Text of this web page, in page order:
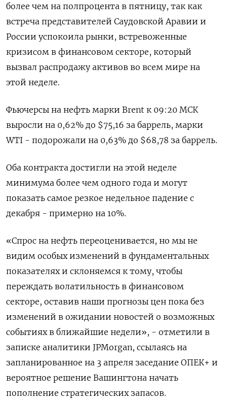
более чем на полпроцента в пятницу, так как
встреча представителей Саудовской Аравии и
России успокоила рынки, встревоженные
кризисом в финансовом секторе, который
вызвал распродажу активов во всем мире на
этой неделе.
Фьючерсы на нефть марки Brent к 09:20 МСК
выросли на 0,62% до $75,16 за баррель, марки
WTI - подорожали на 0,63% до $68,78 за баррель.
Оба контракта достигли на этой неделе
минимума более чем одного года и могут
показать самое резкое недельное падение с
декабря - примерно на 10%.
«Спрос на нефть переоценивается, но мы не
видим особых изменений в фундаментальных
показателях и склоняемся к тому, чтобы
переждать волатильность в финансовом
секторе, оставив наши прогнозы цен пока без
изменений в ожидании новостей о возможных
событиях в ближайшие недели», - отметили в
записке аналитики JPMorgan, ссылаясь на
запланированное на 3 апреля заседание ОПЕК+ и
вероятное решение Вашингтона начать
пополнение стратегических запасов.